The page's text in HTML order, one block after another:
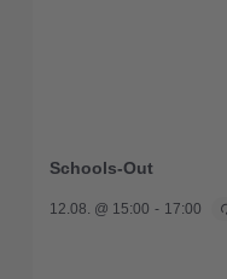
Schools-Out
12.08. @ 15:00 - 17:00